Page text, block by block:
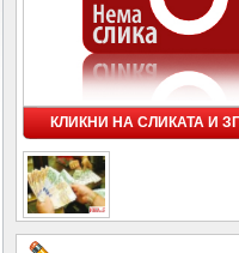
КЛИКНИ НА СЛИКАТА И